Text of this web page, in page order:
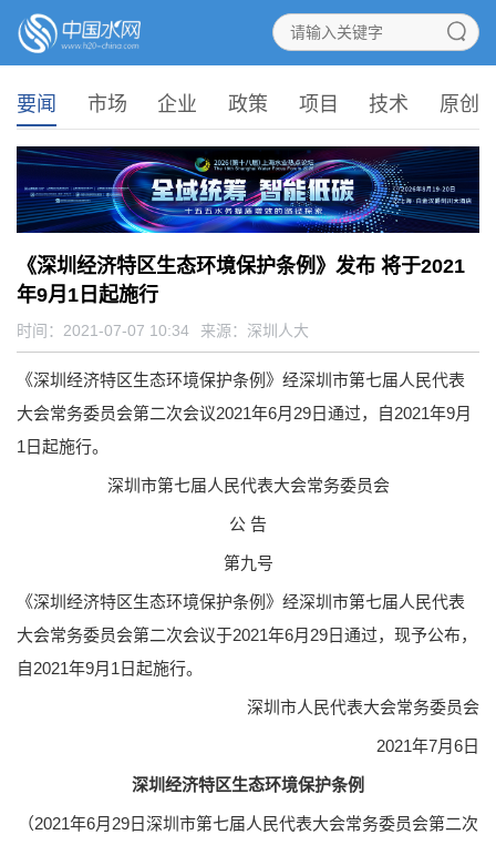
要闻 市场 企业 政策 项目 技术 原创
《深圳经济特区生态环境保护条例》发布 将于2021
年9月1日起施行
时间：2021-07-07 10:34 来源： 深圳人大
《深圳经济特区生态环境保护条例》经深圳市第七届人民代表
大会常务委员会第二次会议2021年6月29日通过，自2021年9月
1日起施行。
深圳市第七届人民代表大会常务委员会
公 告
第九号
《深圳经济特区生态环境保护条例》经深圳市第七届人民代表
大会常务委员会第二次会议于2021年6月29日通过，现予公布，
自2021年9月1日起施行。
深圳市人民代表大会常务委员会
2021年7月6日
深圳经济特区生态环境保护条例
（2021年6月29日深圳市第七届人民代表大会常务委员会第二次